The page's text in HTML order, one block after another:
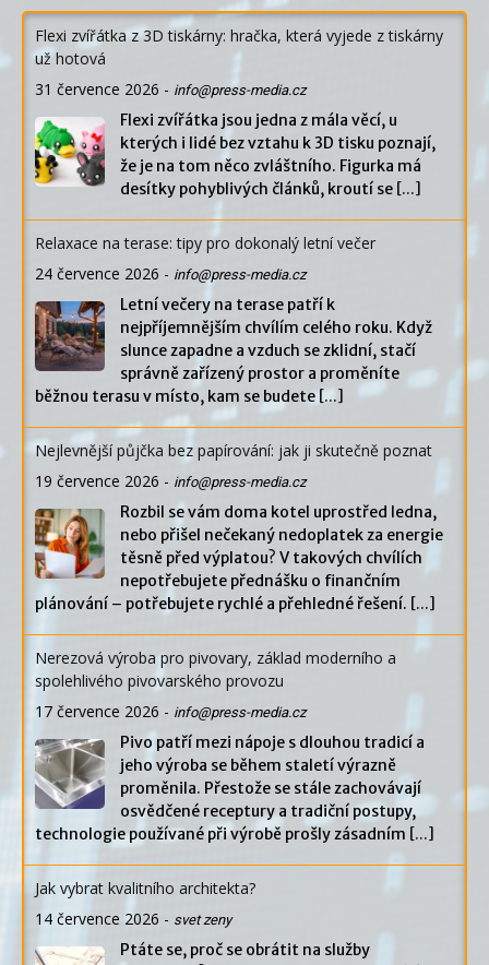
Flexi zvířátka z 3D tiskárny: hračka, která vyjede z tiskárny
už hotová
31 července 2026 - info@press-media.cz
Flexi zvířátka jsou jedna z mála věcí, u
kterých i lidé bez vztahu k 3D tisku poznají,
že je na tom něco zvláštního. Figurka má
desítky pohyblivých článků, kroutí se [...]
Relaxace na terase: tipy pro dokonalý letní večer
24 července 2026 - info@press-media.cz
Letní večery na terase patří k
nejpříjemnějším chvílím celého roku. Když
slunce zapadne a vzduch se zklidní, stačí
správně zařízený prostor a proměníte
běžnou terasu v místo, kam se budete [...]
Nejlevnější půjčka bez papírování: jak ji skutečně poznat
19 července 2026 - info@press-media.cz
Rozbil se vám doma kotel uprostřed ledna,
nebo přišel nečekaný nedoplatek za energie
těsně před výplatou? V takových chvílích
nepotřebujete přednášku o finančním
plánování – potřebujete rychlé a přehledné řešení. [...]
Nerezová výroba pro pivovary, základ moderního a
spolehlivého pivovarského provozu
17 července 2026 - info@press-media.cz
Pivo patří mezi nápoje s dlouhou tradicí a
jeho výroba se během staletí výrazně
proměnila. Přestože se stále zachovávají
osvědčené receptury a tradiční postupy,
technologie používané při výrobě prošly zásadním [...]
Jak vybrat kvalitního architekta?
14 července 2026 - svet zeny
Ptáte se, proč se obrátit na služby